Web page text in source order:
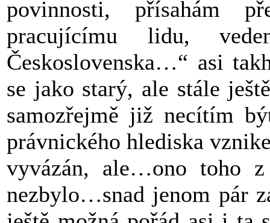
povinnosti, přísahám
pracujícímu lidu,
Československa…“ asi
se jako starý, ale stále
samozřejmě již necítím
právnického hlediska
vyvázán, ale…ono toho
nezbylo…snad jenom pár